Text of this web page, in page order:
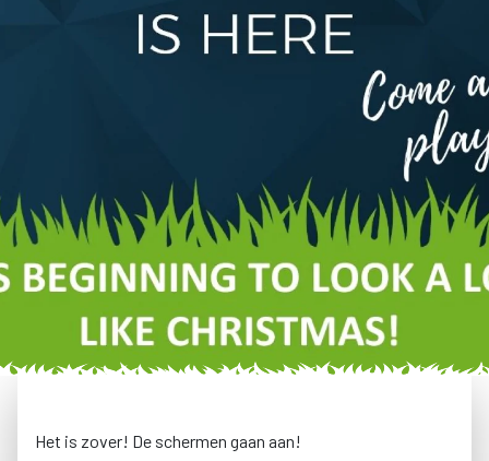
Het is zover! De schermen gaan aan!